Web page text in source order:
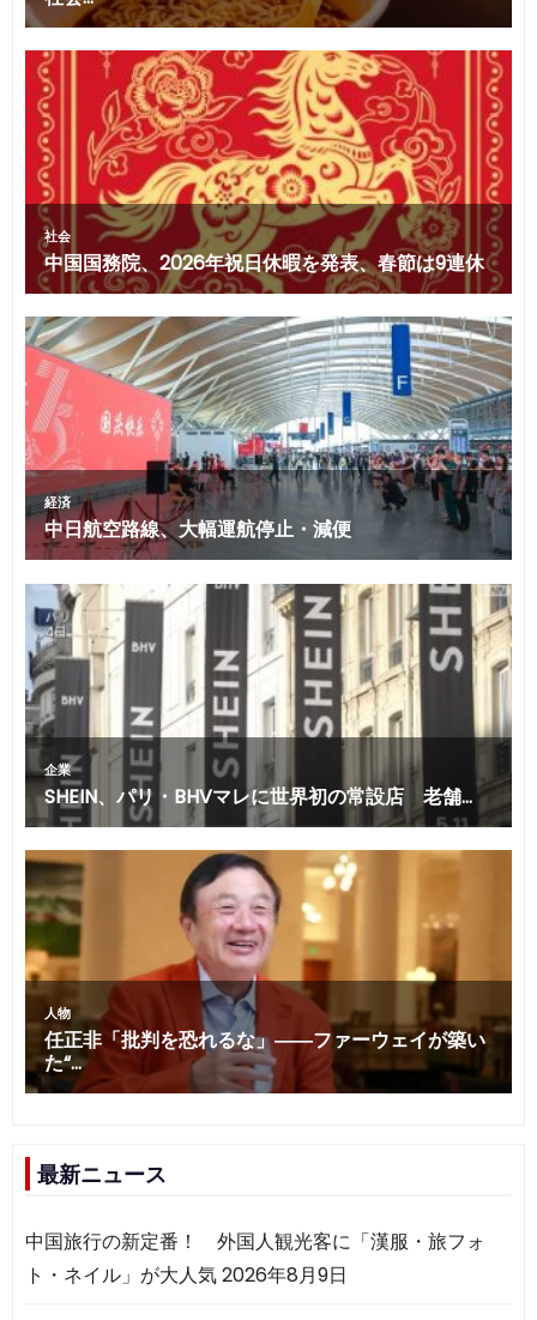
最新ニュース
中国旅行の新定番！ 外国人観光客に「漢服・旅フォ
ト・ネイル」が大人気2026年8月9日